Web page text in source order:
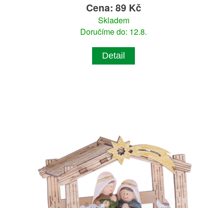
Cena: 89 Kč
Skladem
Doručíme do: 12.8.
Detail